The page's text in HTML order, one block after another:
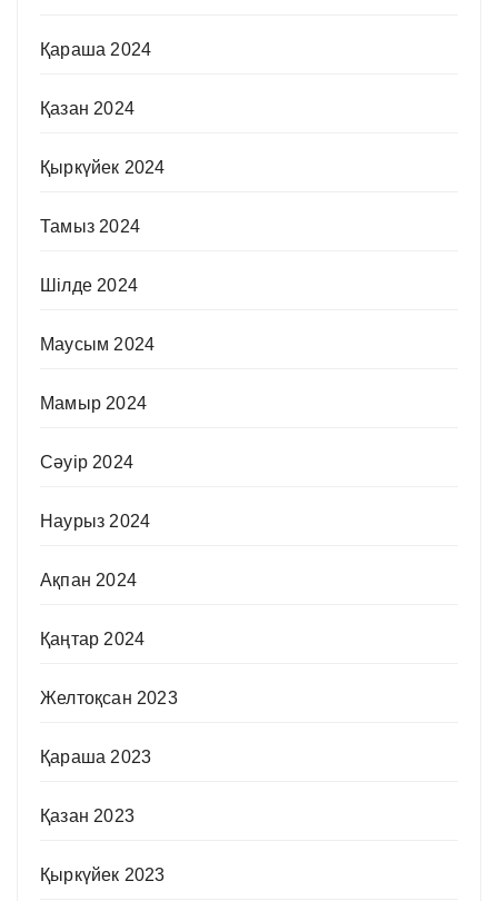
Қараша 2024
Қазан 2024
Қыркүйек 2024
Тамыз 2024
Шілде 2024
Маусым 2024
Мамыр 2024
Сәуір 2024
Наурыз 2024
Ақпан 2024
Қаңтар 2024
Желтоқсан 2023
Қараша 2023
Қазан 2023
Қыркүйек 2023